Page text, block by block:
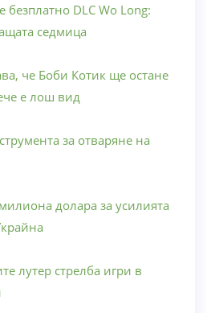
безплатно DLC Wo Long:
седмица
че Боби Котик ще остане
е лош вид
за отваряне на
долара за усилията
лутер стрелба игри в